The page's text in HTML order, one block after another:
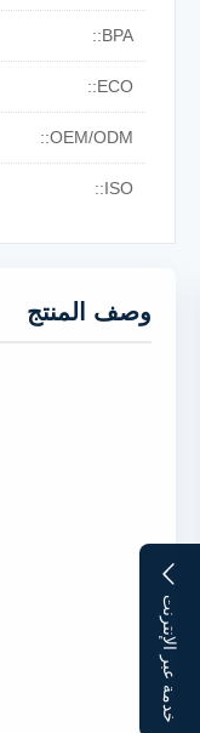
خدمة عبر الإنترنت
BPA::
ECO::
OEM/ODM::
ISO::
وصف المنتج